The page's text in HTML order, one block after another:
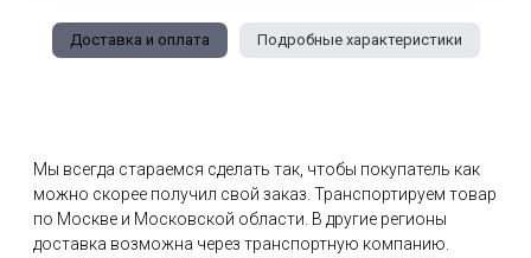
Доставка и оплата Подробные характеристики
Мы всегда стараемся сделать так, чтобы покупатель как
можно скорее получил свой заказ. Транспортируем товар
по Москве и Московской области. В другие регионы
доставка возможна через транспортную компанию.